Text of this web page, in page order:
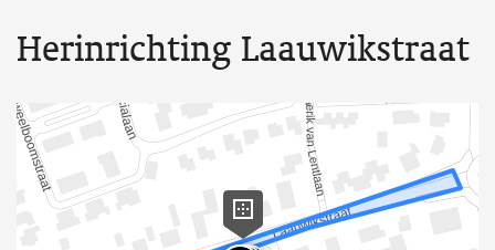
Herinrichting Laauwikstraat